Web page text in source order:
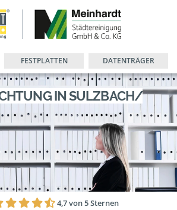
FESTPLATTEN DATENTRÄGER
IN SULZBACH/
4,7 von 5 Sternen